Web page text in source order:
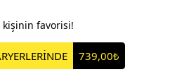
kişinin favorisi!
739,00₺